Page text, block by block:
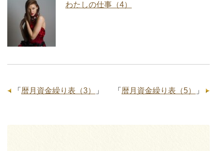
わたしの仕事（4）
「 暦月資金繰り表（5） 」
「 暦月資金繰り表（3） 」